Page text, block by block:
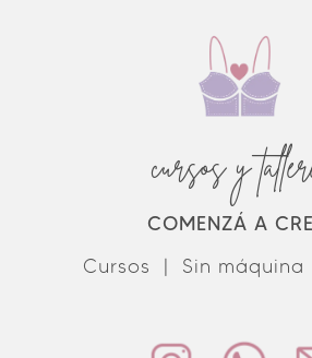
cursos y
COMENZÁ A
Cursos | Sin